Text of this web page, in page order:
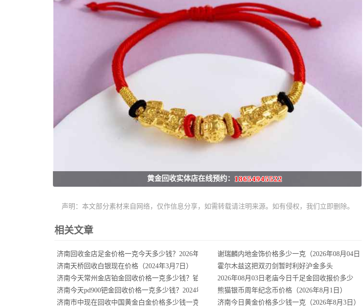
黄金回收实体店在线预约： 18654945522
声明：本文部分素材来自网络，仅作信息分享，如需转载请注明来源。如有侵权，我们立即删除。
相关文章
济南回收金店足金价格一克今天多少钱？2026年4月17日金价行情
济南天桥回收白银现在价格（2024年3月7日）
济南今天常州金店铂金回收价格一克多少钱？铂金2024年5月28日走势查询
济南今天pd900钯金回收价格一克多少钱？2024年4月30日钯金价格
济南市中现在回收中国黄金白金价格多少钱一克？2024年6月27日白金走势查询
谢瑞麟内地金饰价格多少一克（2026年08月04日）
霍尔木兹这把双刃剑暂时利好沪金多头
2026年08月03日老庙今日千足金回收报价多少
熊猫银币周年纪念币价格（2026年8月1日）
济南今日黄金价格多少钱一克（2026年8月3日）